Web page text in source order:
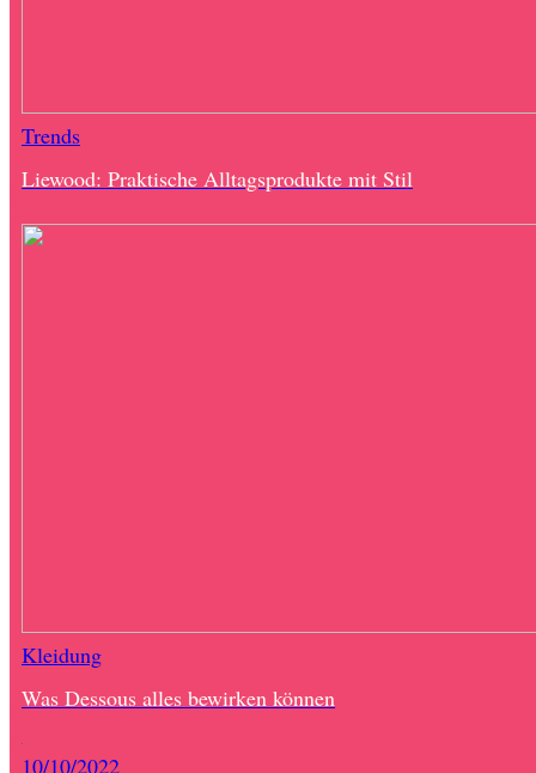
Trends
Liewood: Praktische Alltagsprodukte mit Stil
Kleidung
Was Dessous alles bewirken können
10/10/2022